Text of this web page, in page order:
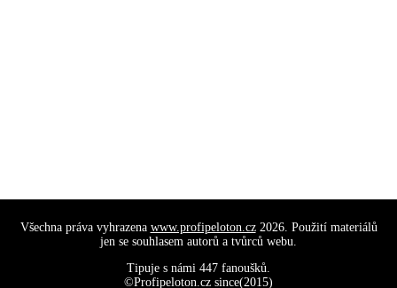
Všechna práva vyhrazena www.profipeloton.cz2026. Použití materiálů
jen se souhlasem autorů a tvůrců webu.
Tipuje s námi 447 fanoušků.
©Profipeloton.cz since(2015)